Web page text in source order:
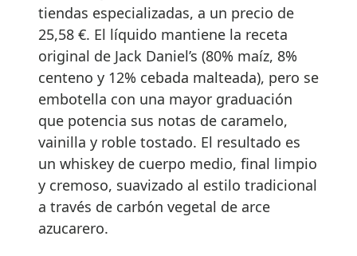
tiendas especializadas, a un precio de
25,58 €. El líquido mantiene la receta
original de Jack Daniel’s (80% maíz, 8%
centeno y 12% cebada malteada), pero se
embotella con una mayor graduación
que potencia sus notas de caramelo,
vainilla y roble tostado. El resultado es
un whiskey de cuerpo medio, final limpio
y cremoso, suavizado al estilo tradicional
a través de carbón vegetal de arce
azucarero.